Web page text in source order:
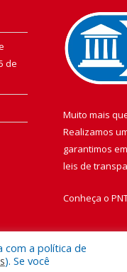
de
Muito mais
Realizamos
garantimos
leis de
Conheça o
com a política de
). Se você